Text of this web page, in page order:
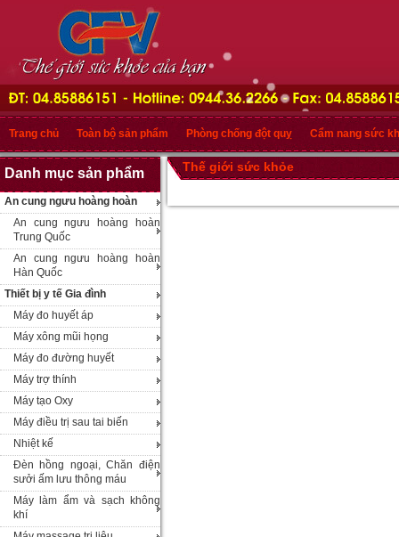
Trang chủ Toàn bộ sản phẩm Phòng chống đột quỵ Cẩm nang sức
Danh mục sản phẩm
An cung ngưu hoàng hoàn
An cung ngưu hoàng hoàn
Trung Quốc
An cung ngưu hoàng hoàn
Hàn Quốc
Thiết bị y tế Gia đình
Máy đo huyết áp
Máy xông mũi họng
Máy đo đường huyết
Máy trợ thính
Máy tạo Oxy
Máy điều trị sau tai biến
Nhiệt kế
Đèn hồng ngoại, Chăn điện
sưởi ấm lưu thông máu
Máy làm ẩm và sạch không
khí
Thế giới sức khỏe